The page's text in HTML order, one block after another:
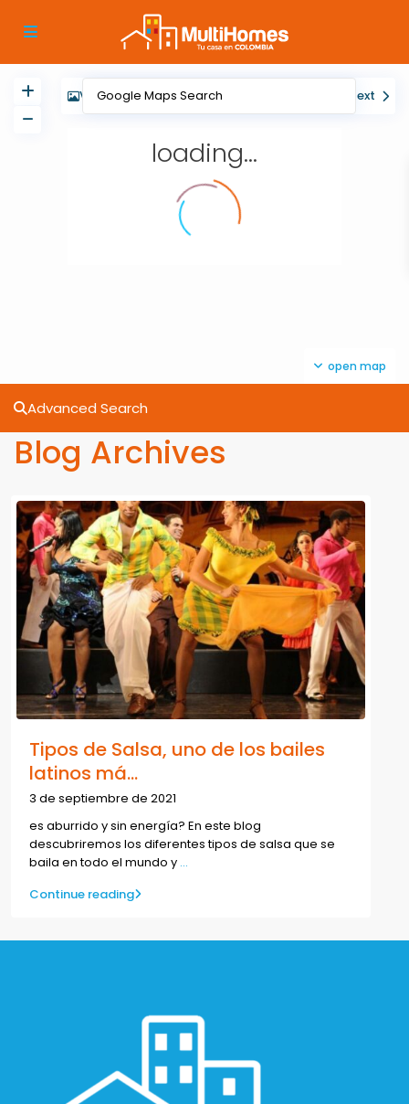
loading...
open map
View My Location Next
Advanced Search
Blog Archives
Tipos de Salsa, uno de los bailes
latinos má...
3 de septiembre de 2021
es aburrido y sin energía? En este blog
descubriremos los diferentes tipos de salsa que se
baila en todo el mundo y ...
Continue reading